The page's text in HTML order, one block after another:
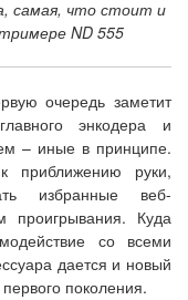
самая, что стоит и
ND 555
очередь заметит
энкодера и
– иные в принципе.
приближению руки,
избранные веб-
проигрывания. Куда
со всеми
дается и новый
поколения.